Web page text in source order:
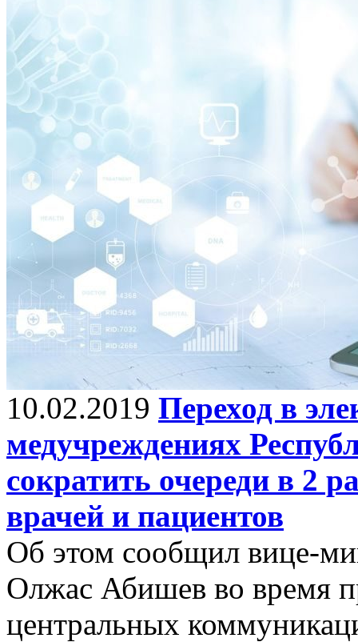
10.02.2019 Переход в
медучреждениях
сократить очереди в 2
врачей и пациентов
Об этом сообщил вице-
Олжас Абишев во время
центральных